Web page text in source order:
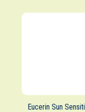
Eucerin Sun